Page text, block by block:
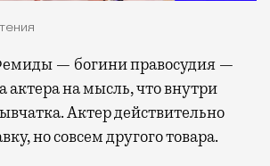
актера на мысль, что внутри
Актер действительно
но совсем другого товара.